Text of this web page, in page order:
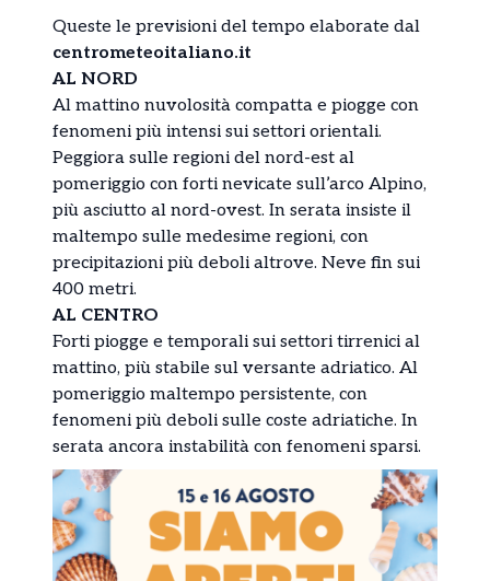
Queste le previsioni del tempo elaborate dal
centrometeoitaliano.it
AL NORD
Al mattino nuvolosità compatta e piogge con
fenomeni più intensi sui settori orientali.
Peggiora sulle regioni del nord-est al
pomeriggio con forti nevicate sull’arco Alpino,
più asciutto al nord-ovest. In serata insiste il
maltempo sulle medesime regioni, con
precipitazioni più deboli altrove. Neve fin sui
400 metri.
AL CENTRO
Forti piogge e temporali sui settori tirrenici al
mattino, più stabile sul versante adriatico. Al
pomeriggio maltempo persistente, con
fenomeni più deboli sulle coste adriatiche. In
serata ancora instabilità con fenomeni sparsi.